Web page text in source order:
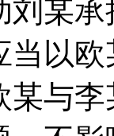
刘某
当以
某与